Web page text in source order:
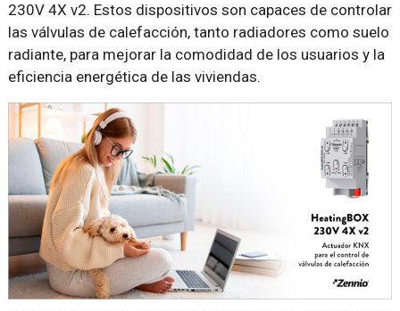
230V 4X v2. Estos dispositivos son capaces de controlar
las válvulas de calefacción, tanto radiadores como suelo
radiante, para mejorar la comodidad de los usuarios y la
eficiencia energética de las viviendas.